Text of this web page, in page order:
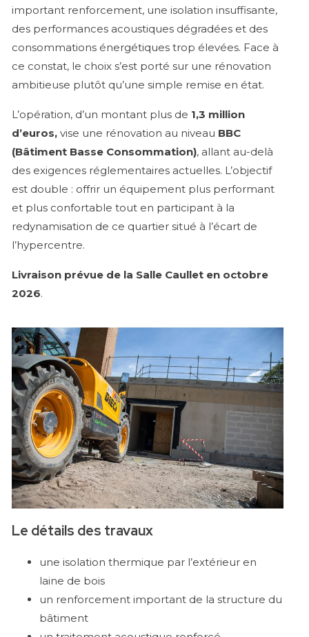
important renforcement, une isolation insuffisante,
des performances acoustiques dégradées et des
consommations énergétiques trop élevées. Face à
ce constat, le choix s’est porté sur une rénovation
ambitieuse plutôt qu’une simple remise en état.
L’opération, d’un montant plus de 1,3 million
d’euros, vise une rénovation au niveau BBC
(Bâtiment Basse Consommation), allant au-delà
des exigences réglementaires actuelles. L’objectif
est double : offrir un équipement plus performant
et plus confortable tout en participant à la
redynamisation de ce quartier situé à l’écart de
l’hypercentre.
Livraison prévue de la Salle Caullet en octobre
2026.
Le détails des travaux
une isolation thermique par l’extérieur en
laine de bois
un renforcement important de la structure du
bâtiment